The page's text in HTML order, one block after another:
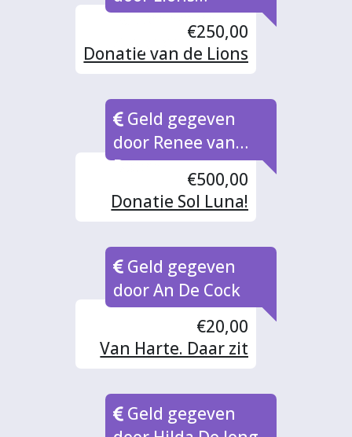
Kattenhaven-
Zutphen
€250,00
Donatie van de Lions
Zutphen tbv
muzieklessen voor
vluchtelingen
Geld gegeven
door Renee van
Doorn
€500,00
Donatie Sol Luna!
Geld gegeven
door An De Cock
€20,00
Van Harte. Daar zit
Geld gegeven